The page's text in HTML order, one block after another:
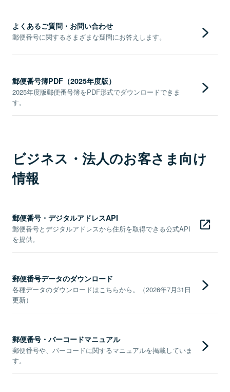
よくあるご質問・お問い合わせ
郵便番号に関するさまざまな疑問にお答えします。
郵便番号簿PDF（2025年度版）
2025年度版郵便番号簿をPDF形式でダウンロードできま
す。
ビジネス・法人のお客さま向け
情報
郵便番号・デジタルアドレスAPI
郵便番号とデジタルアドレスから住所を取得できる公式API
を提供。
郵便番号データのダウンロード
各種データのダウンロードはこちらから。（2026年7月31日
更新）
郵便番号・バーコードマニュアル
郵便番号や、バーコードに関するマニュアルを掲載していま
す。